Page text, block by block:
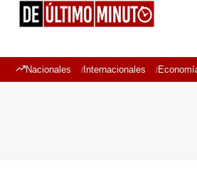
Nacionales Internacionales